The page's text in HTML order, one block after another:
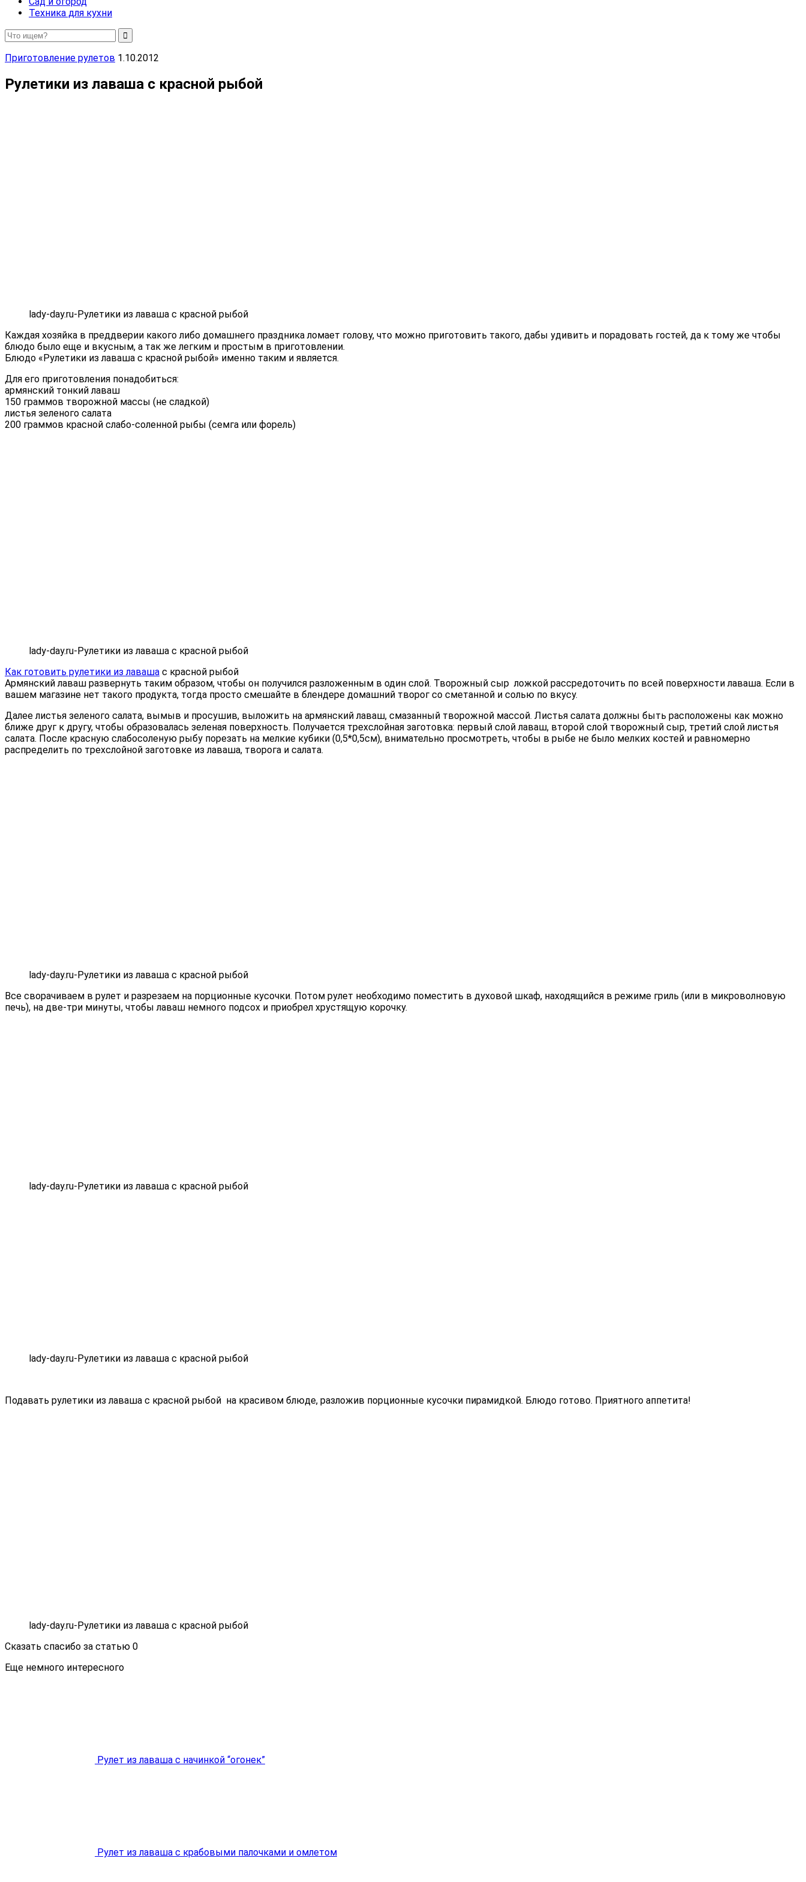
Техника для кухни
Приготовление рулетов 1.10.2012
Рулетики из лаваша с красной рыбой
lady-day.ru-Рулетики из лаваша с красной рыбой
Каждая хозяйка в преддверии какого либо домашнего праздника ломает голову, что можно приготовить такого, дабы удивить и порадовать гостей, да к тому же чтобы
блюдо было еще и вкусным, а так же легким и простым в приготовлении.
Блюдо «Рулетики из лаваша с красной рыбой» именно таким и является.
Для его приготовления понадобиться:
армянский тонкий лаваш
150 граммов творожной массы (не сладкой)
листья зеленого салата
200 граммов красной слабо-соленной рыбы (семга или форель)
lady-day.ru-Рулетики из лаваша с красной рыбой
Как готовить рулетики из лаваша с красной рыбой
Армянский лаваш развернуть таким образом, чтобы он получился разложенным в один слой. Творожный cыр ложкой рассредоточить по всей поверхности лаваша. Если в
вашем магазине нет такого продукта, тогда просто смешайте в блендере домашний творог со сметанной и солью по вкусу.
Далее листья зеленого салата, вымыв и просушив, выложить на армянский лаваш, смазанный творожной массой. Листья салата должны быть расположены как можно
ближе друг к другу, чтобы образовалась зеленая поверхность. Получается трехслойная заготовка: первый слой лаваш, второй слой творожный сыр, третий слой листья
салата. После красную слабосоленую рыбу порезать на мелкие кубики (0,5*0,5см), внимательно просмотреть, чтобы в рыбе не было мелких костей и равномерно
распределить по трехслойной заготовке из лаваша, творога и салата.
lady-day.ru-Рулетики из лаваша с красной рыбой
Все сворачиваем в рулет и разрезаем на порционные кусочки. Потом рулет необходимо поместить в духовой шкаф, находящийся в режиме гриль (или в микроволновую
печь), на две-три минуты, чтобы лаваш немного подсох и приобрел хрустящую корочку.
lady-day.ru-Рулетики из лаваша с красной рыбой
lady-day.ru-Рулетики из лаваша с красной рыбой
Подавать рулетики из лаваша с красной рыбой на красивом блюде, разложив порционные кусочки пирамидкой. Блюдо готово. Приятного аппетита!
lady-day.ru-Рулетики из лаваша с красной рыбой
Сказать спасибо за статью 0
Еще немного интересного
Рулет из лаваша с начинкой “огонек”
Рулет из лаваша с крабовыми палочками и омлетом